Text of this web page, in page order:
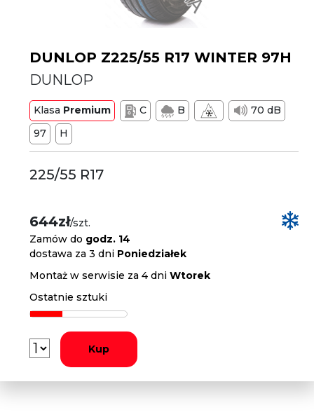
DUNLOP Z225/55 R17 WINTER 97H
DUNLOP
Klasa Premium C B
70 dB
97
H
225/55 R17
644zł/szt.
Zamów do godz. 14
dostawa za 3 dni Poniedziałek
Montaż w serwisie za 4 dniWtorek
Ostatnie sztuki
Kup